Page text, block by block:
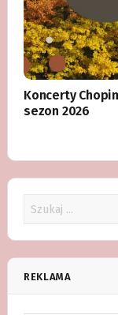
Koncerty
sezon 2026
REKLAMA